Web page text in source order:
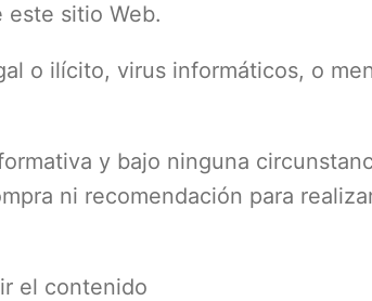
este sitio Web.
o ilícito, virus informáticos, o
y bajo ninguna
ni recomendación para
el contenido